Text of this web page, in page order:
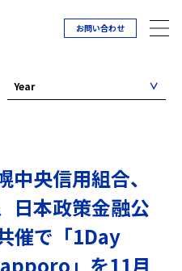
お問い合わせ
央信用組合、
日本政策金融公
催で「1Day
」を11月
Year